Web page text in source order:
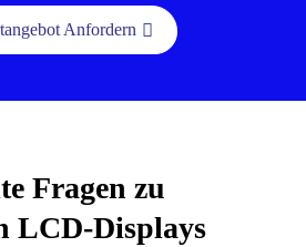
Anfordern
Fragen zu
LCD-Displays